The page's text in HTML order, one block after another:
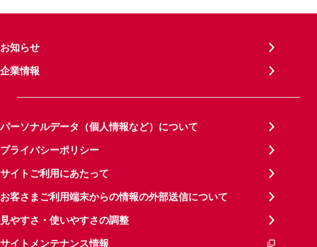
お知らせ
企業情報
パーソナルデータ（個人情報など）について
プライバシーポリシー
サイトご利用にあたって
お客さまご利用端末からの情報の外部送信について
見やすさ・使いやすさの調整
サイトメンテナンス情報